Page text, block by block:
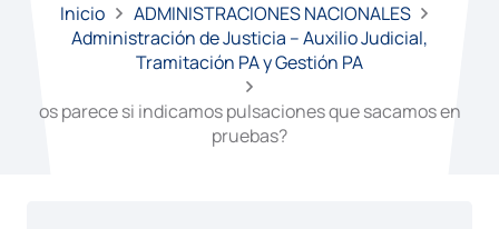
Inicio
ADMINISTRACIONES NACIONALES
Administración de Justicia – Auxilio Judicial,
Tramitación PA y Gestión PA
os parece si indicamos pulsaciones que sacamos en
pruebas?